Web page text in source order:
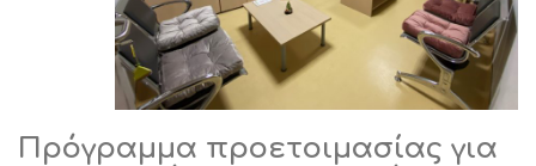
Πρόγραμμα προετοιμασίας για